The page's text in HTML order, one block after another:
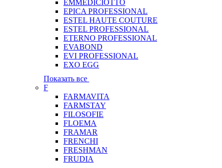
EMMEDICIOTTO
EPICA PROFESSIONAL
ESTEL HAUTE COUTURE
ESTEL PROFESSIONAL
ETERNO PROFESSIONAL
EVABOND
EVI PROFESSIONAL
EXO EGG
Показать все
F
FARMAVITA
FARMSTAY
FILOSOFIE
FLOEMA
FRAMAR
FRENCHI
FRESHMAN
FRUDIA